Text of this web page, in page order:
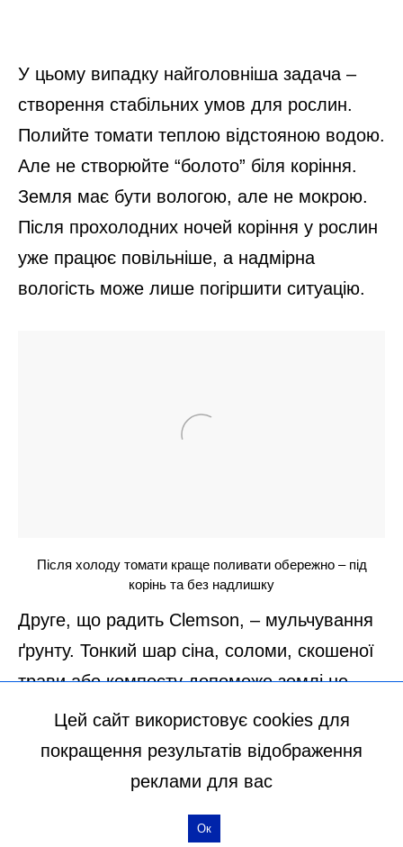
Цей сайт використовує cookies для
покращення результатів відображення
реклами для вас
Ок